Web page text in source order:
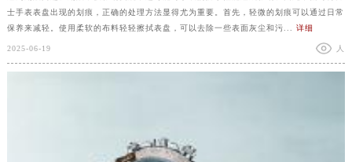
士手表表盘出现的划痕，正确的处理方法显得尤为重要。首先，轻微的划痕可以通过日常
保养来减轻。使用柔软的布料轻轻擦拭表盘，可以去除一些表面灰尘和污... 详细
2025-06-19 人